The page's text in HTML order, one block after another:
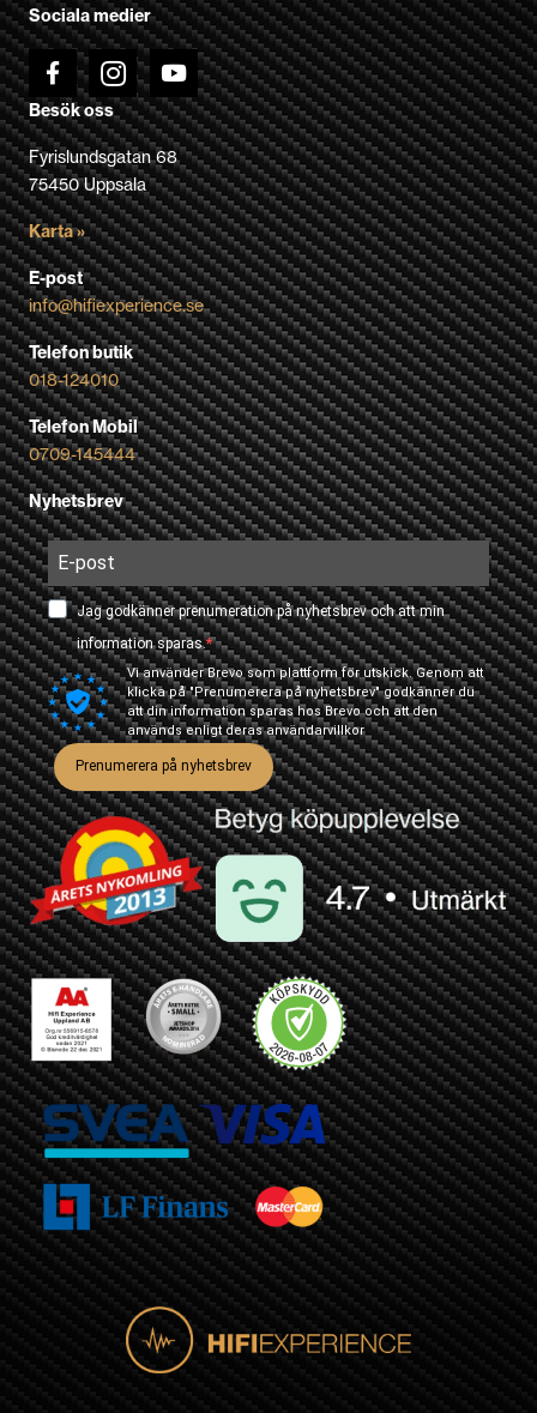
produktsidan
Sociala medier
Besök oss
Fyrislundsgatan 68
75450 Uppsala
Karta »
E-post
info@hifiexperience.se
Telefon butik
018-124010
Telefon Mobil
0709-145444
Nyhetsbrev
Jag godkänner prenumeration på nyhetsbrev och att min
information sparas.
Vi använder Brevo som plattform för utskick. Genom att
klicka på "Prenumerera på nyhetsbrev" godkänner du
att din information sparas hos Brevo och att den
används enligt derasanvändarvillkor
Prenumerera på nyhetsbrev